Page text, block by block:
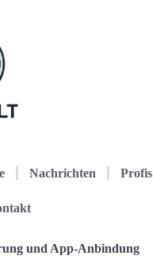
Nachrichten Profis
und App-Anbindung